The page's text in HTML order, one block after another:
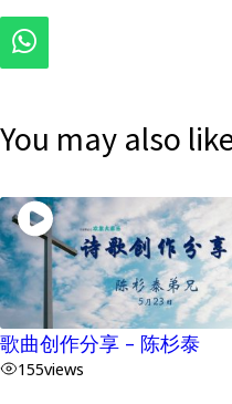
You may also
歌曲创作分享 – 陈杉泰
155views